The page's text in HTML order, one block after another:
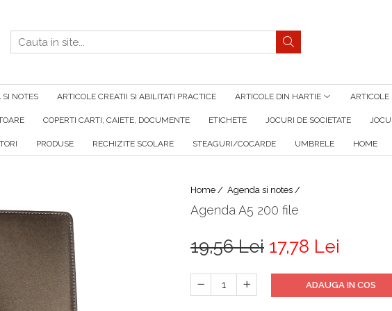
NOTES ARTICOLE CREATII SI ABILITATI PRACTICE ARTICOLE DIN HARTIE ARTICOLE
COPERTI CARTI, CAIETE, DOCUMENTE ETICHETE JOCURI DE SOCIETATE
PRODUSE RECHIZITE SCOLARE STEAGURI/COCARDE UMBRELE HOME
Home / Agenda si notes /
Agenda A5 200 file
19,56 Lei 17,78 Lei
ADAUGA IN COS